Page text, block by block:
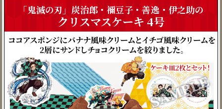
「鬼滅の刃」炭治郎・禰豆子・善逸・伊之助の
クリスマスケーキ 4号